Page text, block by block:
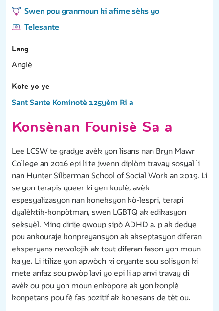
Swen pou granmoun ki afime sèks yo
Telesante
Lang
Anglè
Kote yo ye
Sant Sante Kominotè 125yèm Ri a
Konsènan Founisè Sa a
Lee LCSW te gradye avèk yon lisans nan Bryn Mawr
College an 2016 epi li te jwenn diplòm travay sosyal li
nan Hunter Silberman School of Social Work an 2019. Li
se yon terapis queer ki gen koulè, avèk
espesyalizasyon nan koneksyon kò-lespri, terapi
dyalèktik-konpòtman, swen LGBTQ ak edikasyon
seksyèl. Ming dirije gwoup sipò ADHD a. p ak dedye
pou ankouraje konpreyansyon ak akseptasyon diferan
eksperyans newolojik ak tout diferan fason yon moun
ka ye. Li itilize yon apwòch ki oryante sou solisyon ki
mete anfaz sou pwòp lavi yo epi li ap anvi travay di
avèk ou pou yon moun enkòpore ak yon konplè
konpetans pou fè fas pozitif ak konesans de tèt ou.